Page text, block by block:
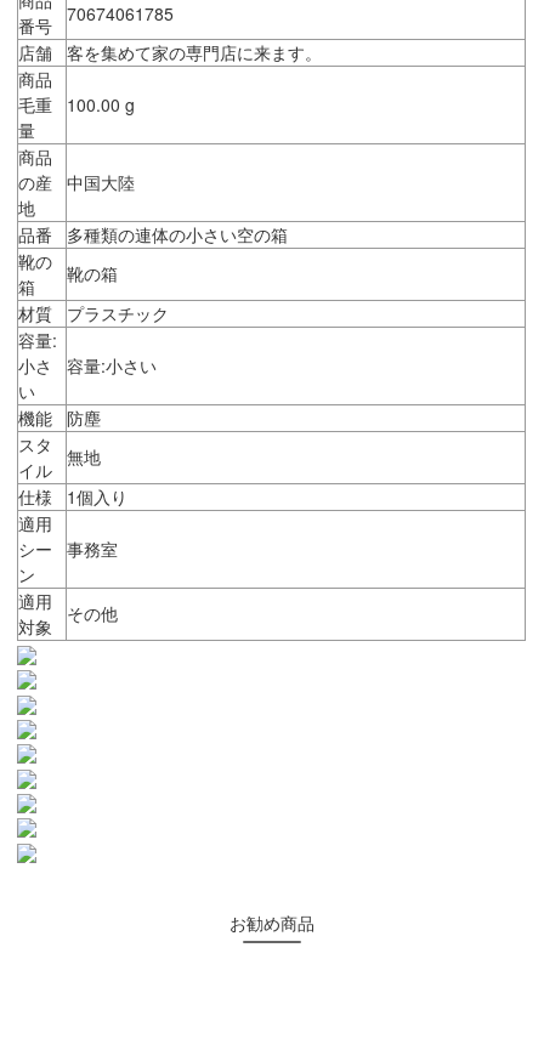
番号
70674061785
店舗
客を集めて家の専門店に来ます。
商品
毛重
量
100.00 g
商品
の産
地
中国大陸
品番
多種類の連体の小さい空の箱
靴の
箱
靴の箱
材質
プラスチック
容量:
小さ
い
容量:小さい
機能
防塵
スタ
イル
無地
仕様
1個入り
適用
シー
ン
事務室
適用
対象
その他
お勧め商品